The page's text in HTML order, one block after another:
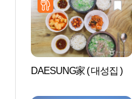
DAESUNG家 ( 대성집 )